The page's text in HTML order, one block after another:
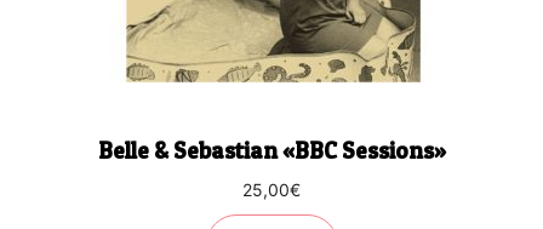
Belle & Sebastian «BBC Sessions»
25,00€